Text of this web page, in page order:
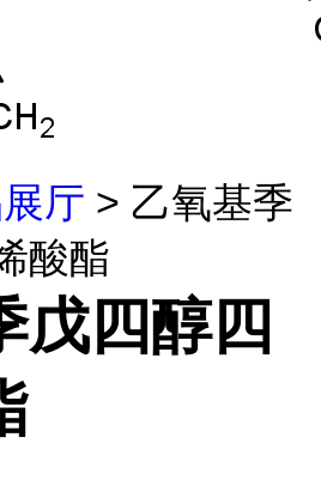
厅 > 乙氧基季
酸酯
戊四醇四